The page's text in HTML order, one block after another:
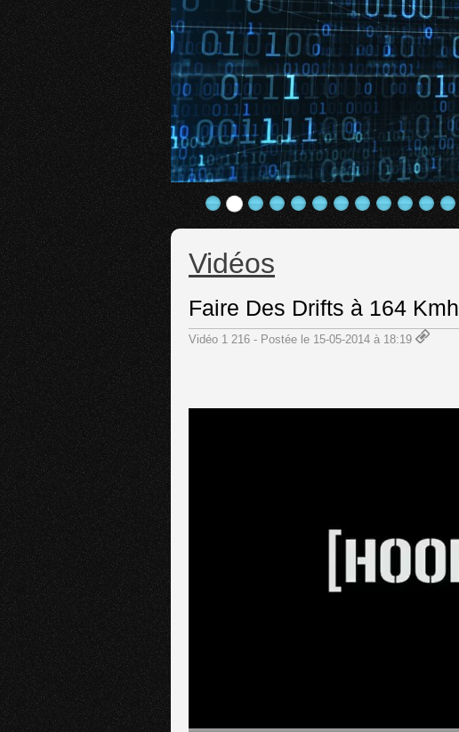
Vidéos
Faire Des Drifts à 164 Kmh
Vidéo 1 216 - Postée le 15-05-2014 à 18:19